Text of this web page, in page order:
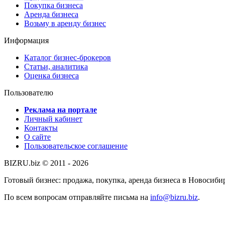
Покупка бизнеса
Аренда бизнеса
Возьму в аренду бизнес
Информация
Каталог бизнес-брокеров
Статьи, аналитика
Оценка бизнеса
Пользователю
Реклама на портале
Личный кабинет
Контакты
О сайте
Пользовательское соглашение
BIZRU.biz © 2011 - 2026
Готовый бизнес: продажа, покупка, аренда бизнеса в
По всем вопросам отправляйте письма на info@bizru.biz.